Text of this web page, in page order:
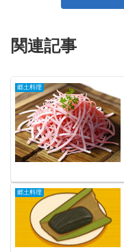
関連記事
郷土料理
郷土料理